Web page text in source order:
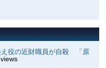
え役の近財職員が自殺 「原